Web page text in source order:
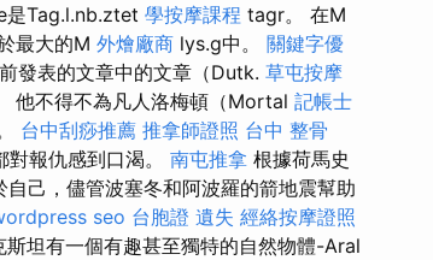
是Tag.l.nb.ztet 學按摩課程 tagr。 在M
最大的M 外燴廠商 lys.g中。 關鍵字優
發表的文章中的文章（Dutk. 草屯按摩
他不得不為凡人洛梅頓（Mortal 記帳士
台中刮痧推薦 推拿師證照 台中 整骨
報仇感到口渴。 南屯推拿 根據荷馬史
己，儘管波塞冬和阿波羅的箭地震幫助
seo 台胞證 遺失 經絡按摩證照
坦有一個有趣甚至獨特的自然物體-Aral